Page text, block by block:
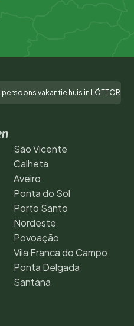
persoons vakantie huis in LÖTTORP-
São Vicente
Calheta
Aveiro
Ponta do Sol
Porto Santo
Nordeste
Povoação
Vila Franca do Campo
Ponta Delgada
Santana